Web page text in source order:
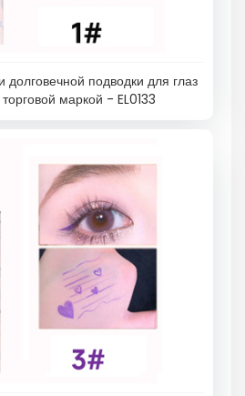
долговечной подводки для глаз
маркой - EL0133